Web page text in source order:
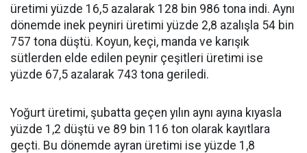
üretimi yüzde 16,5 azalarak 128 bin 986 tona indi. Aynı
dönemde inek peyniri üretimi yüzde 2,8 azalışla 54 bin
757 tona düştü. Koyun, keçi, manda ve karışık
sütlerden elde edilen peynir çeşitleri üretimi ise
yüzde 67,5 azalarak 743 tona geriledi.
Yoğurt üretimi, şubatta geçen yılın aynı ayına kıyasla
yüzde 1,2 düştü ve 89 bin 116 ton olarak kayıtlara
geçti. Bu dönemde ayran üretimi ise yüzde 1,8